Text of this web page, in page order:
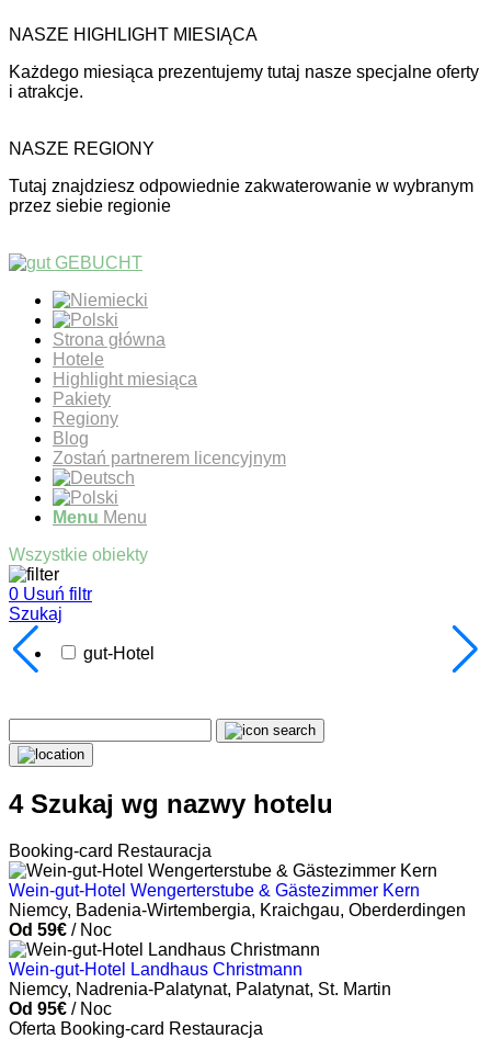
NASZE HIGHLIGHT MIESIĄCA
Każdego miesiąca prezentujemy tutaj nasze specjalne oferty
i atrakcje.
NASZE REGIONY
Tutaj znajdziesz odpowiednie zakwaterowanie w wybranym
przez siebie regionie
Strona główna
Hotele
Highlight miesiąca
Pakiety
Regiony
Blog
Zostań partnerem licencyjnym
Menu Menu
Wszystkie obiekty
0 Usuń filtr
Szukaj
gut-Hotel
4 Szukaj wg nazwy hotelu
Booking-card Restauracja
Wein-gut-Hotel Wengerterstube & Gästezimmer Kern
Niemcy, Badenia-Wirtembergia, Kraichgau, Oberderdingen
Od 59€ / Noc
Wein-gut-Hotel Landhaus Christmann
Niemcy, Nadrenia-Palatynat, Palatynat, St. Martin
Od 95€ / Noc
Oferta Booking-card Restauracja